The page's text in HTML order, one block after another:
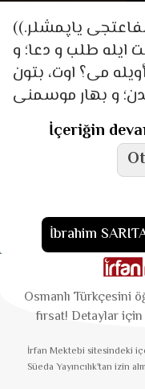
(عجزی و خوفی كندیلرینه شفاعتجی یاپمشلر.)
ایله طلب و دعا؛ و
می؟ اوت، بتون
و بهار موسمنی
İçeriğin
İbrahim
Osmanlı Türkçesini
fırsat! Detaylar için
İrfan Mektebi sitesindeki
Süeda Yayıncılık'tan izin